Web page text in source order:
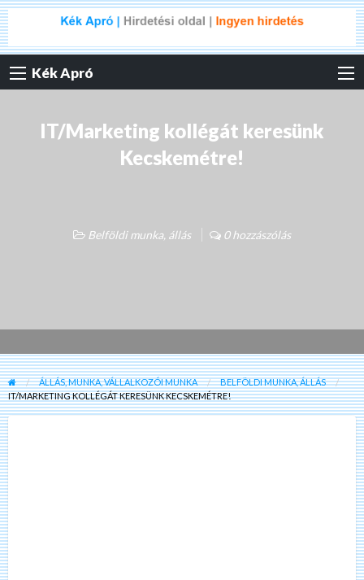
Kék Apró
IT/Marketing kollégát keresünk
Kecskemétre!
Belföldi munka, állás 0 hozzászólás
ÁLLÁS, MUNKA, VÁLLALKOZÓI MUNKA
BELFÖLDI MUNKA, ÁLLÁS
IT/MARKETING KOLLÉGÁT KERESÜNK KECSKEMÉTRE!